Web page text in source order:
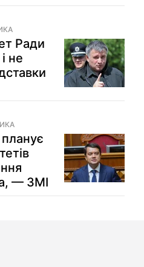
Ради
не
— ЗМІ